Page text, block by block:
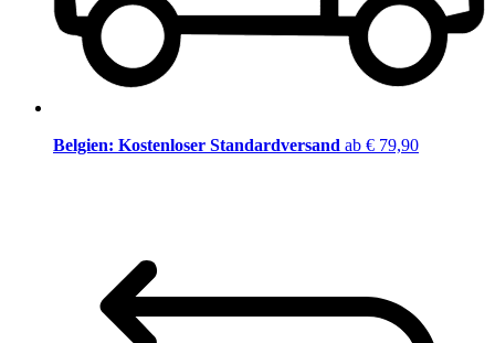
Belgien: Kostenloser Standardversand ab € 79,90